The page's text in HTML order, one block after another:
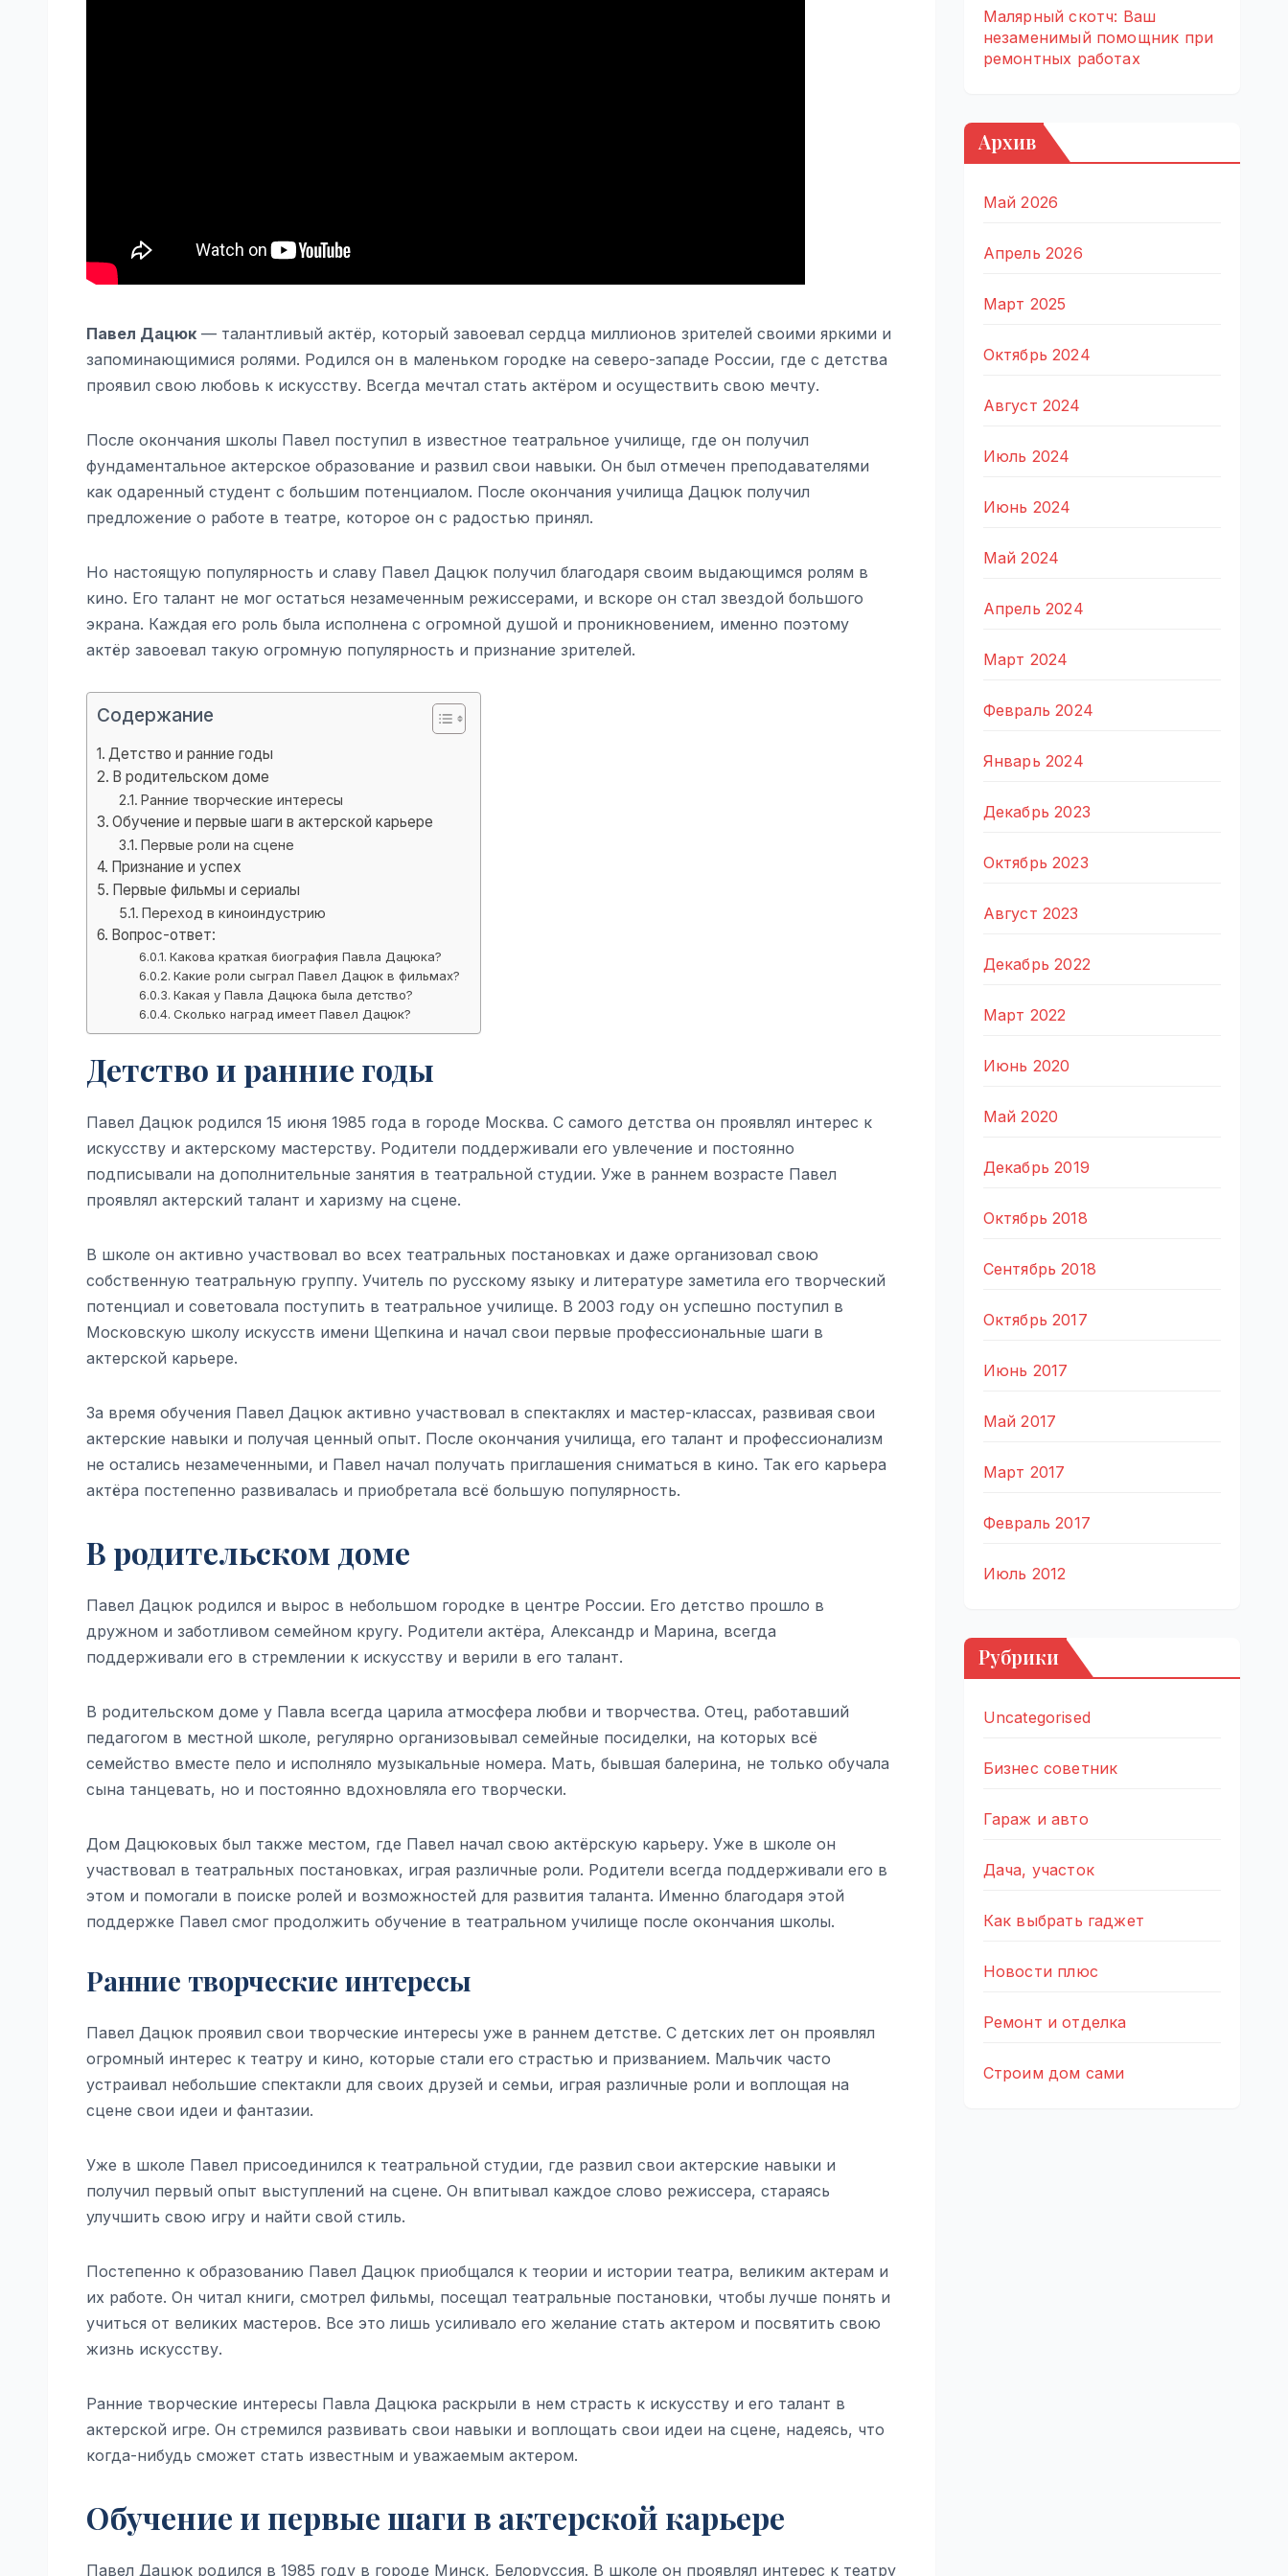
Павел Дацюк — талантливый актёр, который завоевал сердца миллионов зрителей своими яркими и
запоминающимися ролями. Родился он в маленьком городке на северо-западе России, где с детства
проявил свою любовь к искусству. Всегда мечтал стать актёром и осуществить свою мечту.
После окончания школы Павел поступил в известное театральное училище, где он получил
фундаментальное актерское образование и развил свои навыки. Он был отмечен преподавателями
как одаренный студент с большим потенциалом. После окончания училища Дацюк получил
предложение о работе в театре, которое он с радостью принял.
Но настоящую популярность и славу Павел Дацюк получил благодаря своим выдающимся ролям в
кино. Его талант не мог остаться незамеченным режиссерами, и вскоре он стал звездой большого
экрана. Каждая его роль была исполнена с огромной душой и проникновением, именно поэтому
актёр завоевал такую огромную популярность и признание зрителей.
Содержание
Детство и ранние годы
В родительском доме
Ранние творческие интересы
Обучение и первые шаги в актерской карьере
Первые роли на сцене
Признание и успех
Первые фильмы и сериалы
Переход в киноиндустрию
Вопрос-ответ:
Какова краткая биография Павла Дацюка?
Какие роли сыграл Павел Дацюк в фильмах?
Какая у Павла Дацюка была детство?
Сколько наград имеет Павел Дацюк?
Детство и ранние годы
Павел Дацюк родился 15 июня 1985 года в городе Москва. С самого детства он проявлял интерес к
искусству и актерскому мастерству. Родители поддерживали его увлечение и постоянно
подписывали на дополнительные занятия в театральной студии. Уже в раннем возрасте Павел
проявлял актерский талант и харизму на сцене.
В школе он активно участвовал во всех театральных постановках и даже организовал свою
собственную театральную группу. Учитель по русскому языку и литературе заметила его творческий
потенциал и советовала поступить в театральное училище. В 2003 году он успешно поступил в
Московскую школу искусств имени Щепкина и начал свои первые профессиональные шаги в
актерской карьере.
За время обучения Павел Дацюк активно участвовал в спектаклях и мастер-классах, развивая свои
актерские навыки и получая ценный опыт. После окончания училища, его талант и профессионализм
не остались незамеченными, и Павел начал получать приглашения сниматься в кино. Так его карьера
актёра постепенно развивалась и приобретала всё большую популярность.
В родительском доме
Павел Дацюк родился и вырос в небольшом городке в центре России. Его детство прошло в
дружном и заботливом семейном кругу. Родители актёра, Александр и Марина, всегда
поддерживали его в стремлении к искусству и верили в его талант.
В родительском доме у Павла всегда царила атмосфера любви и творчества. Отец, работавший
педагогом в местной школе, регулярно организовывал семейные посиделки, на которых всё
семейство вместе пело и исполняло музыкальные номера. Мать, бывшая балерина, не только обучала
сына танцевать, но и постоянно вдохновляла его творчески.
Дом Дацюковых был также местом, где Павел начал свою актёрскую карьеру. Уже в школе он
участвовал в театральных постановках, играя различные роли. Родители всегда поддерживали его в
этом и помогали в поиске ролей и возможностей для развития таланта. Именно благодаря этой
поддержке Павел смог продолжить обучение в театральном училище после окончания школы.
Ранние творческие интересы
Павел Дацюк проявил свои творческие интересы уже в раннем детстве. С детских лет он проявлял
огромный интерес к театру и кино, которые стали его страстью и призванием. Мальчик часто
устраивал небольшие спектакли для своих друзей и семьи, играя различные роли и воплощая на
сцене свои идеи и фантазии.
Уже в школе Павел присоединился к театральной студии, где развил свои актерские навыки и
получил первый опыт выступлений на сцене. Он впитывал каждое слово режиссера, стараясь
улучшить свою игру и найти свой стиль.
Постепенно к образованию Павел Дацюк приобщался к теории и истории театра, великим актерам и
их работе. Он читал книги, смотрел фильмы, посещал театральные постановки, чтобы лучше понять и
учиться от великих мастеров. Все это лишь усиливало его желание стать актером и посвятить свою
жизнь искусству.
Ранние творческие интересы Павла Дацюка раскрыли в нем страсть к искусству и его талант в
актерской игре. Он стремился развивать свои навыки и воплощать свои идеи на сцене, надеясь, что
когда-нибудь сможет стать известным и уважаемым актером.
Обучение и первые шаги в актерской карьере
Павел Дацюк родился в 1985 году в городе Минск, Белоруссия. В школе он проявлял интерес к театру
Малярный скотч: Ваш
незаменимый помощник при
ремонтных работах
Архив
Май 2026
Апрель 2026
Март 2025
Октябрь 2024
Август 2024
Июль 2024
Июнь 2024
Май 2024
Апрель 2024
Март 2024
Февраль 2024
Январь 2024
Декабрь 2023
Октябрь 2023
Август 2023
Декабрь 2022
Март 2022
Июнь 2020
Май 2020
Декабрь 2019
Октябрь 2018
Сентябрь 2018
Октябрь 2017
Июнь 2017
Май 2017
Март 2017
Февраль 2017
Июль 2012
Рубрики
Uncategorised
Бизнес советник
Гараж и авто
Дача, участок
Как выбрать гаджет
Новости плюс
Ремонт и отделка
Строим дом сами